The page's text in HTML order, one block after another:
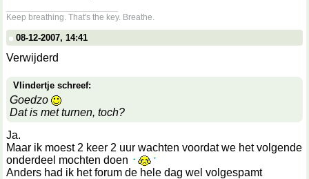
Keep breathing. That's the key. Breathe.
08-12-2007, 14:41
Verwijderd
Vlindertje schreef:
Goedzo
Dat is met turnen, toch?
Ja.
Maar ik moest 2 keer 2 uur wachten voordat we het volgende
onderdeel mochten doen
Anders had ik het forum de hele dag wel volgespamt